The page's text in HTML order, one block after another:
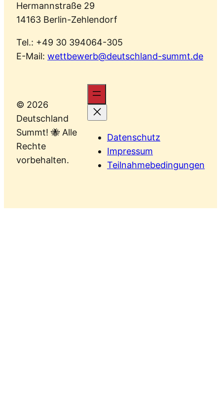
Hermannstraße 29
14163 Berlin-Zehlendorf
Tel.: +49 30 394064-305
E-Mail: wettbewerb@deutschland-summt.de
© 2026
Deutschland
Summt! 🐝 Alle
Rechte
vorbehalten.
Datenschutz
Impressum
Teilnahmebedingungen